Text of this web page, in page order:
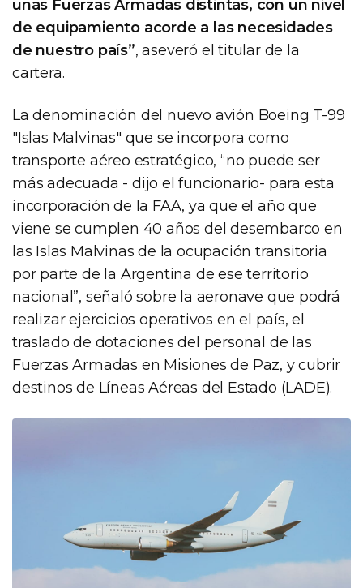
unas Fuerzas Armadas distintas, con un nivel
de equipamiento acorde a las necesidades
de nuestro país”, aseveró el titular de la
cartera.
La denominación del nuevo avión Boeing T-99
"Islas Malvinas" que se incorpora como
transporte aéreo estratégico, “no puede ser
más adecuada - dijo el funcionario- para esta
incorporación de la FAA, ya que el año que
viene se cumplen 40 años del desembarco en
las Islas Malvinas de la ocupación transitoria
por parte de la Argentina de ese territorio
nacional”, señaló sobre la aeronave que podrá
realizar ejercicios operativos en el país, el
traslado de dotaciones del personal de las
Fuerzas Armadas en Misiones de Paz, y cubrir
destinos de Líneas Aéreas del Estado (LADE).